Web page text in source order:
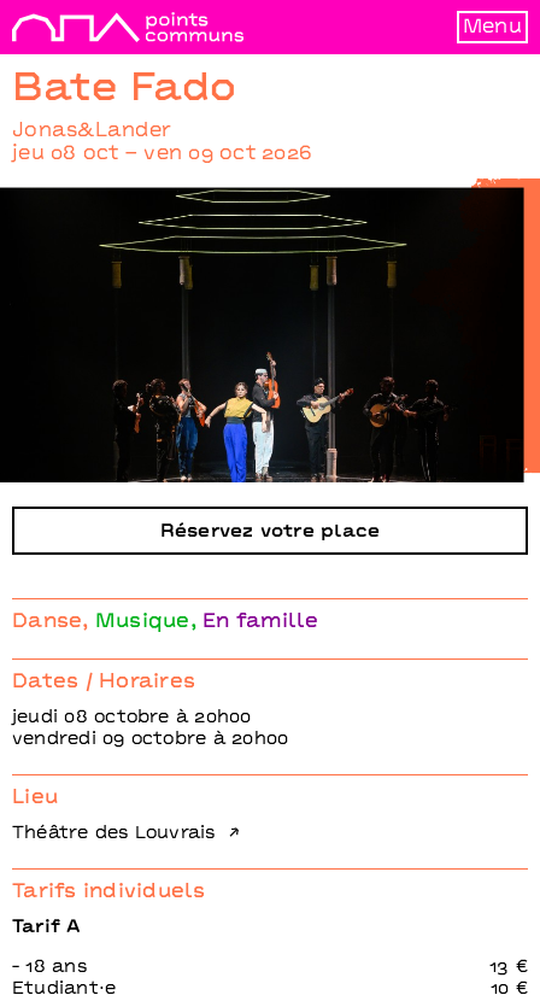
Menu
Bate Fado
Jonas&Lander
jeu 08 oct – ven 09 oct 2026
Bate Fado
Jonas&LanderRéservez votre place
Danse Musique En famille
Dates / Horaires
jeudi 08 octobre à 20h00
vendredi 09 octobre à 20h00
Lieu
Théâtre des Louvrais
Tarifs individuels
Tarif A
- 18 ans
13 €
Etudiant⋅e
10 €